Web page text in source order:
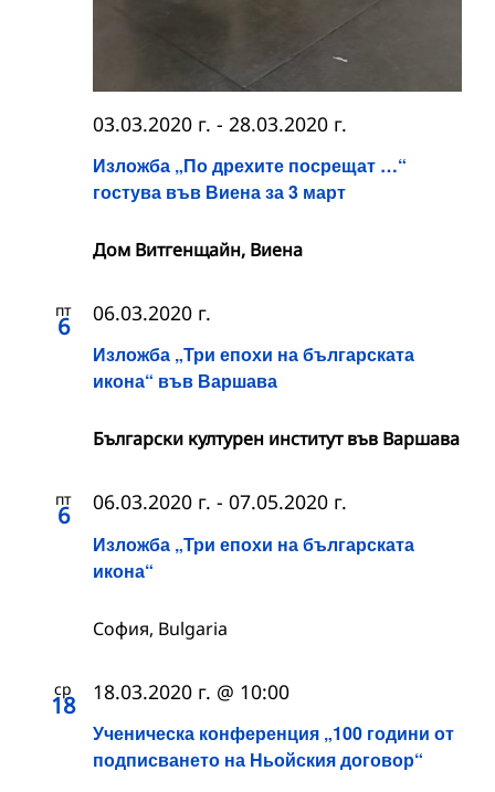
Изложба „По дрехите посрещат …“
гостува във Виена за 3 март
03.03.2020 г. - 28.03.2020 г.
Дом Витгенщайн, Виена
пт
6
Изложба „Три епохи на българската
икона“ във Варшава
06.03.2020 г.
Български културен институт във Варшава
пт
6
Изложба „Три епохи на българската
икона“
06.03.2020 г. - 07.05.2020 г.
София, Bulgaria
ср
18
Ученическа конференция „100 години от
подписването на Ньойския договор“
18.03.2020 г. @ 10:00